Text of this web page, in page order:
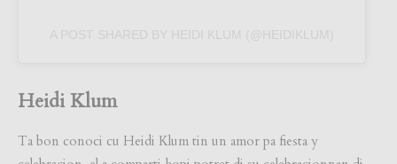
Heidi Klum
Ta bon conoci cu Heidi Klum tin un amor pa fiesta y